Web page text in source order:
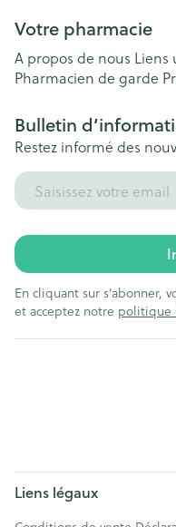
Votre pharmacie
A propos de nous Liens
Pharmacien de garde
Bulletin
Restez informé des
Adresse mail
En cliquant sur s'abonner,
et acceptez notre politique
Liens légaux